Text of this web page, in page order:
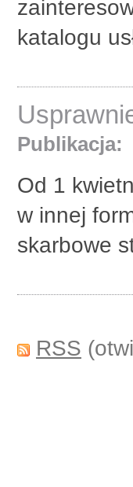
katalogu
Publikacja:
Od 1
w innej
skarbowe
RSS